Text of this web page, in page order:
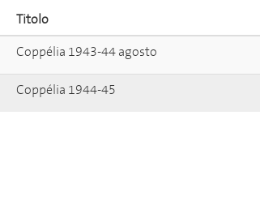
Titolo
Coppélia 1943-44 agosto
Coppélia 1944-45